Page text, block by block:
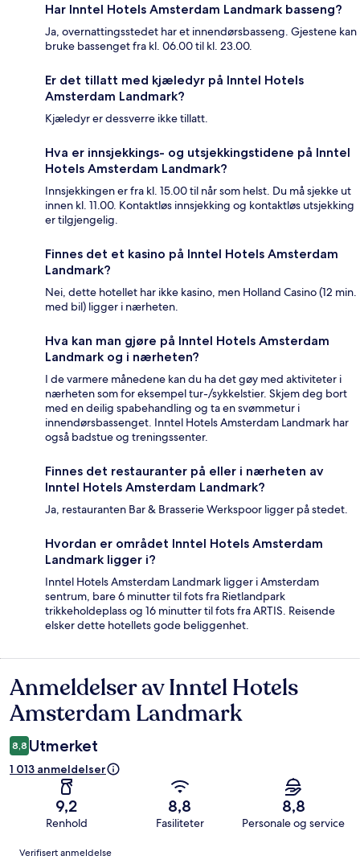
Har Inntel Hotels Amsterdam Landmark basseng?
Ja, overnattingsstedet har et innendørsbasseng. Gjestene kan
bruke bassenget fra kl. 06.00 til kl. 23.00.
Er det tillatt med kjæledyr på Inntel Hotels
Amsterdam Landmark?
Kjæledyr er dessverre ikke tillatt.
Hva er innsjekkings- og utsjekkingstidene på Inntel
Hotels Amsterdam Landmark?
Innsjekkingen er fra kl. 15.00 til når som helst. Du må sjekke ut
innen kl. 11.00. Kontaktløs innsjekking og kontaktløs utsjekking
er tilgjengelig.
Finnes det et kasino på Inntel Hotels Amsterdam
Landmark?
Nei, dette hotellet har ikke kasino, men Holland Casino (12 min.
med bil) ligger i nærheten.
Hva kan man gjøre på Inntel Hotels Amsterdam
Landmark og i nærheten?
I de varmere månedene kan du ha det gøy med aktiviteter i
nærheten som for eksempel tur-/sykkelstier. Skjem deg bort
med en deilig spabehandling og ta en svømmetur i
innendørsbassenget. Inntel Hotels Amsterdam Landmark har
også badstue og treningssenter.
Finnes det restauranter på eller i nærheten av
Inntel Hotels Amsterdam Landmark?
Ja, restauranten Bar & Brasserie Werkspoor ligger på stedet.
Hvordan er området Inntel Hotels Amsterdam
Landmark ligger i?
Inntel Hotels Amsterdam Landmark ligger i Amsterdam
sentrum, bare 6 minutter til fots fra Rietlandpark
trikkeholdeplass og 16 minutter til fots fra ARTIS. Reisende
elsker dette hotellets gode beliggenhet.
Anmeldelser
Anmeldelser av Inntel Hotels
Amsterdam Landmark
8,8 Utmerket
1 013 anmeldelser
9,2
Renhold
8,8
Fasiliteter
8,8
Personale og service
Anmeldelser
Verifisert anmeldelse